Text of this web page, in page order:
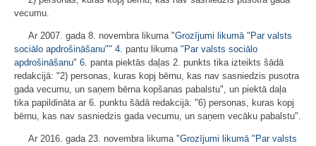
vecumu.
Ar 2007. gada 8. novembra likuma "Grozījumi likumā "Par valsts
sociālo apdrošināšanu"" 4. pantu likuma " Par valsts sociālo
apdrošināšanu" 6. panta piektās daļas 2. punkts tika izteikts šādā
redakcijā: "2) personas, kuras kopj bērnu, kas nav sasniedzis pusotra
gada vecumu, un saņem bērna kopšanas pabalstu", un piektā daļa
tika papildināta ar 6. punktu šādā redakcijā: "6) personas, kuras kopj
bērnu, kas nav sasniedzis gada vecumu, un saņem vecāku pabalstu".
Ar 2016. gada 23. novembra likuma "Grozījumi likumā "Par valsts